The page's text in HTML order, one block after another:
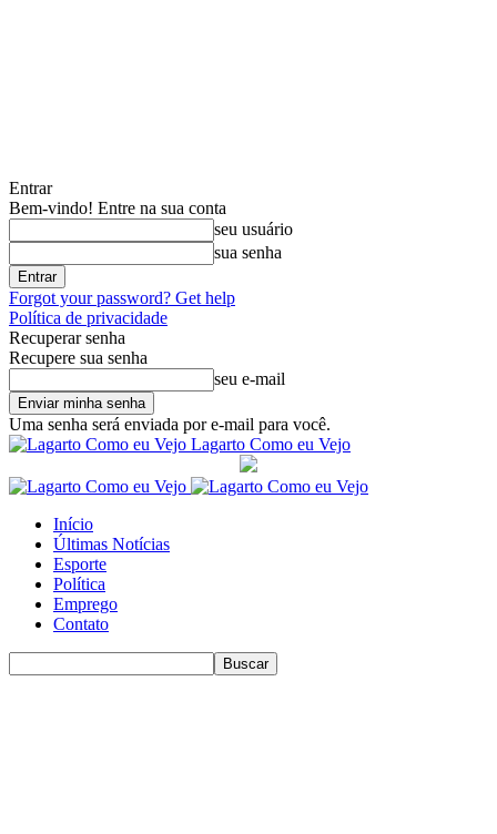
Entrar
Bem-vindo! Entre na sua conta
seu usuário
sua senha
Forgot your password? Get help
Política de privacidade
Recuperar senha
Recupere sua senha
seu e-mail
Uma senha será enviada por e-mail para você.
Lagarto Como eu Vejo
Início
Últimas Notícias
Esporte
Política
Emprego
Contato